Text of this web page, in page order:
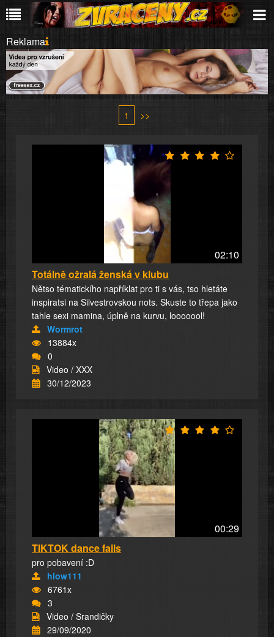
Reklama
1 >>
02:10
Totálně ožralá ženská v klubu
Nětso tématickího napříklat pro ti s vás, tso hletáte
inspiratsi na Silvestrovskou nots. Skuste to třepa jako
tahle sexi mamina, úplně na kurvu, looooool!
Wormrot
13884x
0
Video / XXX
30/12/2023
00:29
TIKTOK dance fails
pro pobavení :D
hlow111
6761x
3
Video / Srandičky
29/09/2020